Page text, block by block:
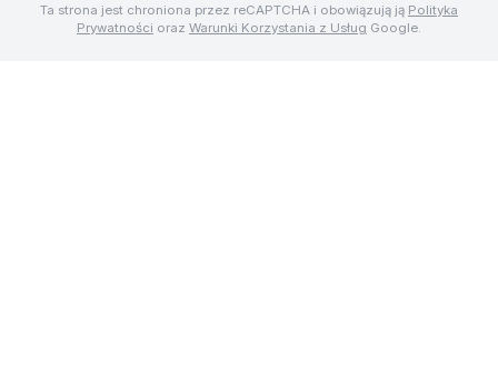
Ta strona jest chroniona przez reCAPTCHA i obowiązują ją Polityka
Prywatności oraz Warunki Korzystania z Usług Google.